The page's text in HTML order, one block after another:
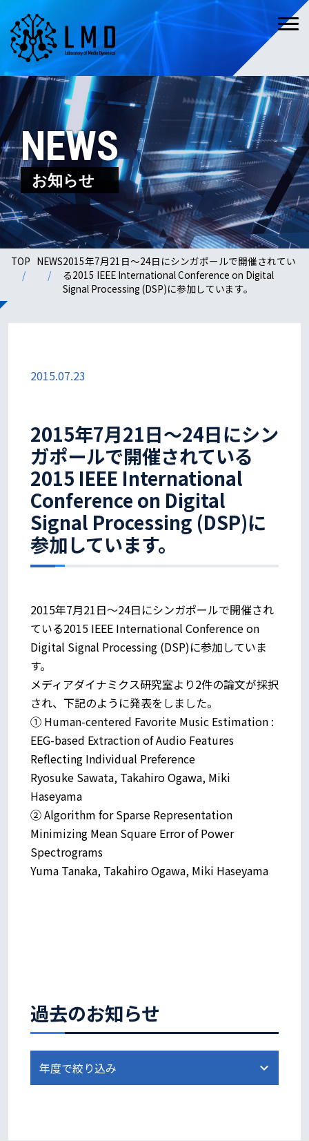
NEWS
お知らせ
TOP NEWS2015年7月21日～24日にシンガポールで開催されてい
る2015 IEEE International Conference on Digital
Signal Processing (DSP)に参加しています。
過去のお知らせ
2015.07.23
2015年7月21日～24日にシン
ガポールで開催されている
2015 IEEE International
Conference on Digital
Signal Processing (DSP)に
参加しています。
2015年7月21日～24日にシンガポールで開催され
ている2015 IEEE International Conference on
Digital Signal Processing (DSP)に参加していま
す。
メディアダイナミクス研究室より2件の論文が採択
され、下記のように発表をしました。
① Human-centered Favorite Music Estimation :
EEG-based Extraction of Audio Features
Reflecting Individual Preference
Ryosuke Sawata, Takahiro Ogawa, Miki
Haseyama
② Algorithm for Sparse Representation
Minimizing Mean Square Error of Power
Spectrograms
Yuma Tanaka, Takahiro Ogawa, Miki Haseyama